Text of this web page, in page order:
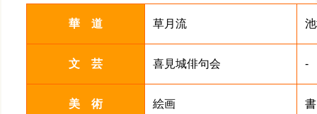
華 道 草月流
文 芸 喜見城俳句会 -
美 術
絵画 書